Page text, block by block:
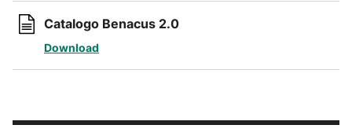
Catalogo Benacus 2.0
Download